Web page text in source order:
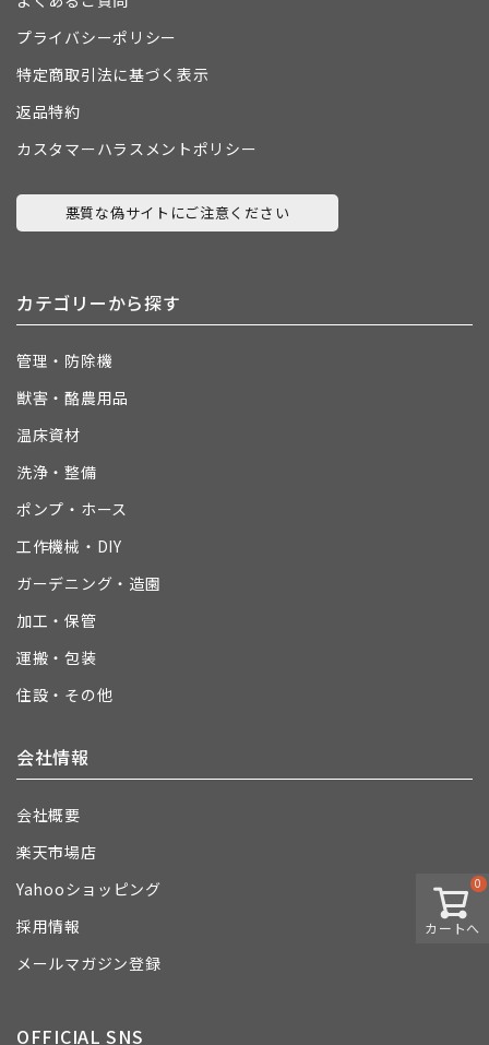
カートへ
0
プライバシーポリシー
特定商取引法に基づく表示
返品特約
カスタマーハラスメントポリシー
悪質な偽サイトにご注意ください
カテゴリーから探す
管理・防除機
獣害・酪農用品
温床資材
洗浄・整備
ポンプ・ホース
工作機械・DIY
ガーデニング・造園
加工・保管
運搬・包装
住設・その他
会社情報
会社概要
楽天市場店
Yahooショッピング
採用情報
メールマガジン登録
OFFICIAL SNS